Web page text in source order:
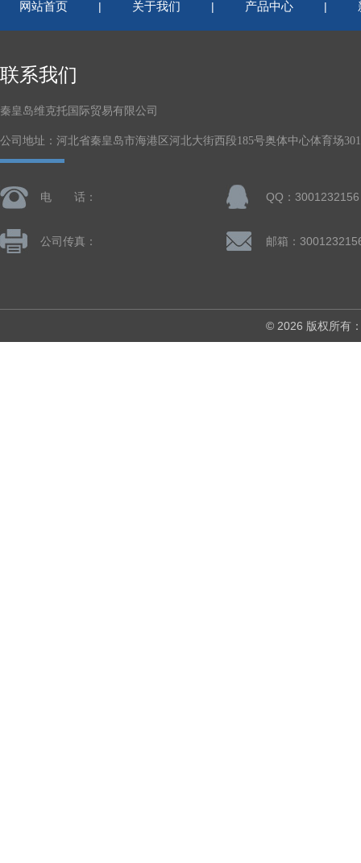
网站首页 | 关于我们 | 产品中心 |
联系我们
秦皇岛维克托国际贸易有限公司
公司地址：河北省秦皇岛市海港区河北大街西段185号奥体中心体育场
电 话： QQ：3001232156
公司传真： 邮箱：
© 2026 版权所有